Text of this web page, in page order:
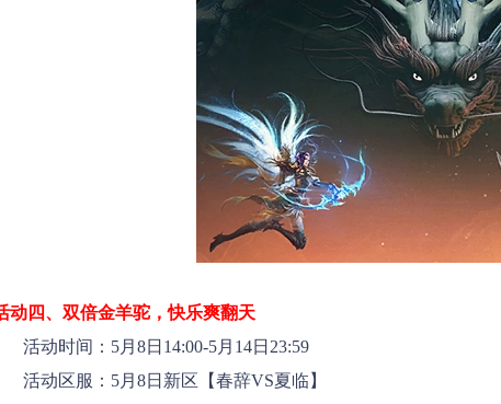
动四、 双倍金羊驼，快乐爽翻天
活动时间：5月8日14:00-5月14日23:59
活动区服：5月8日新区【春辞VS夏临 】